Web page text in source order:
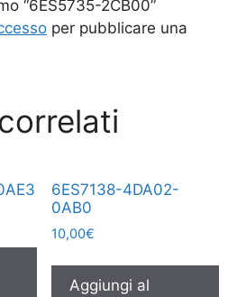
“6ES5735-2CB00”
per pubblicare una
6ES7138-4DA02-
0AB0
10,00€
Aggiungi al